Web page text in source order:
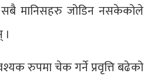
सबै मानिसहरु जोडिन नसकेकोले
रुपमा चेक गर्ने प्रवृत्ति बढेको